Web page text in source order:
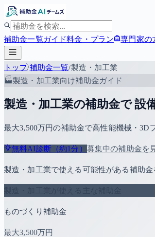
補助金一覧ガイド料金・プラン 専門家の
トップ/補助金一覧/製造・加工業
🏭製造・加工業向け補助金ガイド
製造・加工業の補助金で 設
最大3,500万円の補助金で高性能機械・3D
無料AI診断（約1分） 募集中の補助金を
製造・加工業で使える可能性がある補助
ものづくり補助金
最大3,500万円